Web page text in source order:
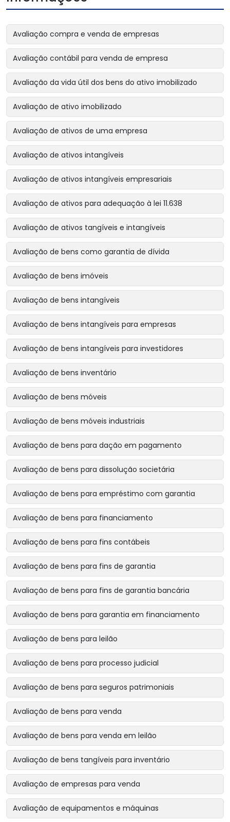
Avaliação compra e venda de empresas
Avaliação contábil para venda de empresa
Avaliação da vida útil dos bens do ativo imobilizado
Avaliação de ativo imobilizado
Avaliação de ativos de uma empresa
Avaliação de ativos intangíveis
Avaliação de ativos intangíveis empresariais
Avaliação de ativos para adequação à lei 11.638
Avaliação de ativos tangíveis e intangíveis
Avaliação de bens como garantia de dívida
Avaliação de bens imóveis
Avaliação de bens intangíveis
Avaliação de bens intangíveis para empresas
Avaliação de bens intangíveis para investidores
Avaliação de bens inventário
Avaliação de bens móveis
Avaliação de bens móveis industriais
Avaliação de bens para dação em pagamento
Avaliação de bens para dissolução societária
Avaliação de bens para empréstimo com garantia
Avaliação de bens para financiamento
Avaliação de bens para fins contábeis
Avaliação de bens para fins de garantia
Avaliação de bens para fins de garantia bancária
Avaliação de bens para garantia em financiamento
Avaliação de bens para leilão
Avaliação de bens para processo judicial
Avaliação de bens para seguros patrimoniais
Avaliação de bens para venda
Avaliação de bens para venda em leilão
Avaliação de bens tangíveis para inventário
Avaliação de empresas para venda
Avaliação de equipamentos e máquinas